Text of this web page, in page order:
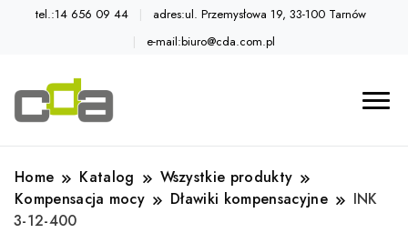
tel.:14 656 09 44
adres:ul. Przemysłowa 19, 33-100 Tarnów
e-mail:biuro@cda.com.pl
Home Katalog
Wszystkie produkty
Kompensacja mocy
Dławiki kompensacyjne
INK
3-12-400